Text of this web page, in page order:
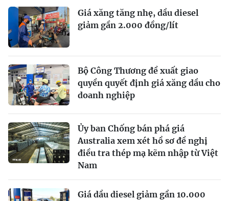
Giá xăng tăng nhẹ, dầu diesel
giảm gần 2.000 đồng/lít
Bộ Công Thương đề xuất giao
quyền quyết định giá xăng dầu cho
doanh nghiệp
Ủy ban Chống bán phá giá
Australia xem xét hồ sơ đề nghị
điều tra thép mạ kẽm nhập từ Việt
Nam
Giá dầu diesel giảm gần 10.000